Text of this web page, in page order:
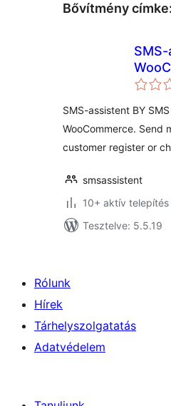
Bővítmény címke:
SMS-assistent BY
WooCommerce. Send
customer register or
smsassistent
10+ aktív telepítés
Tesztelve: 5.5.19
Rólunk
Hírek
Tárhelyszolgatatás
Adatvédelem